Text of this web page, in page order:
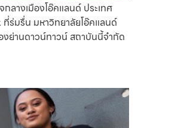
างเมืองโอ๊คแลนด์ ประเทศ
ร่มรื่น มหาวิทยาลัยโอ๊คแลนด์
ย่านดาวน์ทาวน์ สถาบันนี้จำกัด